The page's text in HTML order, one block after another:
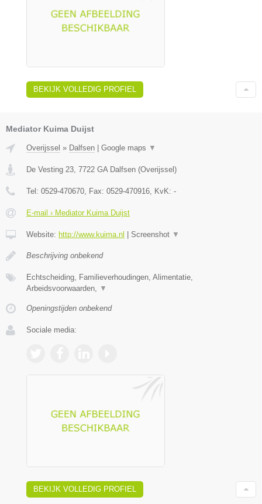
BEKIJK VOLLEDIG PROFIEL
Mediator Kuima Duijst
Overijssel » Dalfsen | Google maps ▼
De Vesting 23 7722 GA Dalfsen (Overijssel)
Tel: 0529-470670 , Fax: 0529-470916 , KvK: -
E-mail › Mediator Kuima Duijst
Website: http://www.kuima.nl | Screenshot ▼
Beschrijving onbekend
Echtscheiding, Familieverhoudingen, Alimentatie,
Arbeidsvoorwaarden,
▼
Openingstijden onbekend
Sociale media:
BEKIJK VOLLEDIG PROFIEL